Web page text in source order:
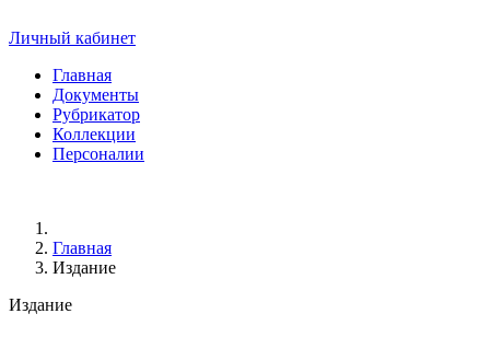
Личный кабинет
Главная
Документы
Рубрикатор
Коллекции
Персоналии
Главная
Издание
Издание